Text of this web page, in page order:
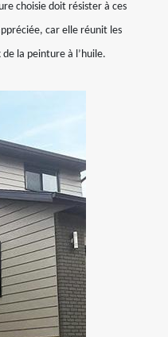
choisie doit résister à ces
car elle réunit les
la peinture à l’huile.